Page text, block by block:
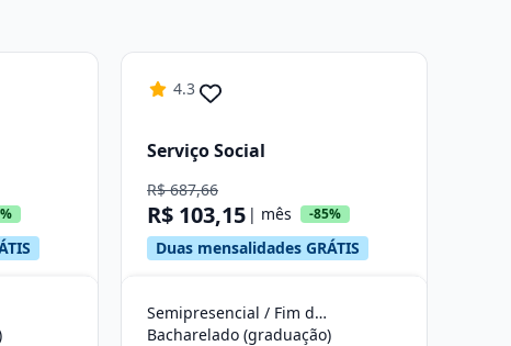
4.3
Serviço Social
R$ 687,66
R$ 103,15 | mês -85%
Duas mensalidades GRÁTIS
Semipresencial / Fim de Semana
Bacharelado (graduação)